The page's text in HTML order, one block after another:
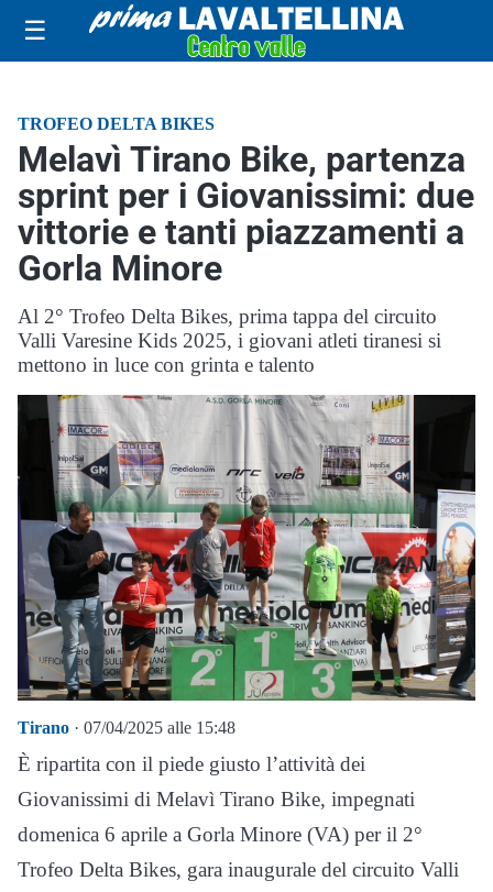
☰
TROFEO DELTA BIKES
Melavì Tirano Bike, partenza
sprint per i Giovanissimi: due
vittorie e tanti piazzamenti a
Gorla Minore
Al 2° Trofeo Delta Bikes, prima tappa del circuito
Valli Varesine Kids 2025, i giovani atleti tiranesi si
mettono in luce con grinta e talento
Tirano · 07/04/2025 alle 15:48
È ripartita con il piede giusto l’attività dei
Giovanissimi di Melavì Tirano Bike, impegnati
domenica 6 aprile a Gorla Minore (VA) per il 2°
Trofeo Delta Bikes, gara inaugurale del circuito Valli